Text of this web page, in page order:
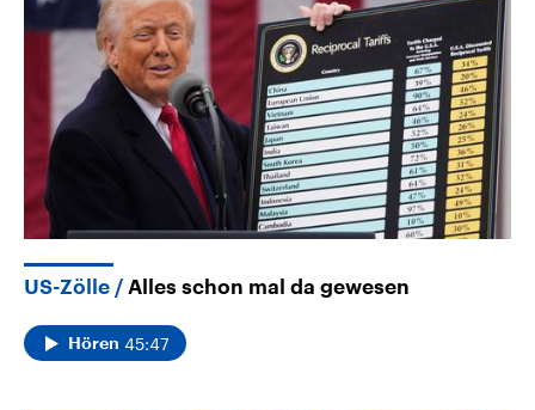
US-Zölle Alles schon mal da gewesen
Hören 45:47